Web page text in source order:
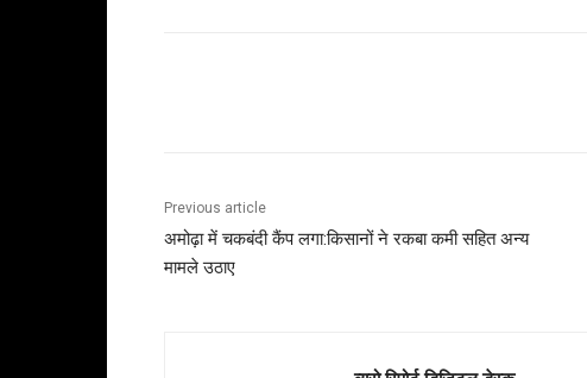
Previous article
अमोढ़ा में चकबंदी कैंप लगा:किसानों ने रकबा कमी सहित अन्य
मामले उठाए